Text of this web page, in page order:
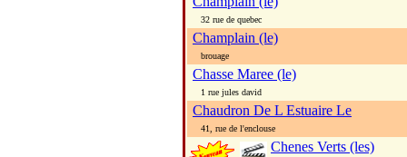
32 rue de quebec
Champlain (le)
brouage
Chasse Maree (le)
1 rue jules david
Chaudron De L Estuaire Le
41, rue de l'enclouse
Chenes Verts (les)